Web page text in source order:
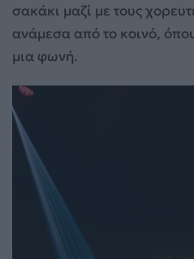
σακάκι μαζί με τους
ανάμεσα από το κοινό,
μια φωνή.